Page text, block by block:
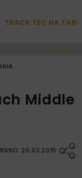
TRACK TEC NA
< Cofnij
Middle
20.03.2015